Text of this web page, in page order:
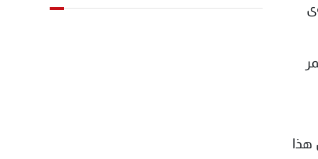
هذا